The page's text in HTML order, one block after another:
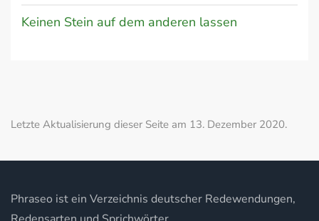
Keinen Stein auf dem anderen lassen
Letzte Aktualisierung dieser Seite am 13. Dezember 2020.
Phraseo ist ein Verzeichnis deutscher Redewendungen,